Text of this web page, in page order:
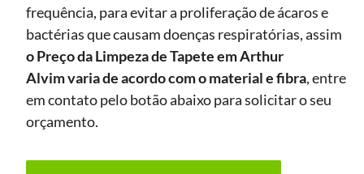
frequência, para evitar a proliferação de ácaros e
bactérias que causam doenças respiratórias, assim
o Preço da Limpeza de Tapeteem Arthur
Alvimvaria de acordo com o material e fibra, entre
em contato pelo botão abaixo para solicitar o seu
orçamento.